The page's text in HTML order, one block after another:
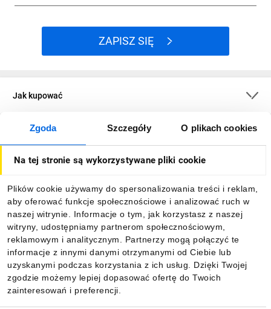
Zgoda Szczegóły O plikach cookies
Na tej stronie są wykorzystywane pliki cookie
Plików cookie używamy do spersonalizowania treści i reklam,
aby oferować funkcje społecznościowe i analizować ruch w
naszej witrynie. Informacje o tym, jak korzystasz z naszej
witryny, udostępniamy partnerom społecznościowym,
reklamowym i analitycznym. Partnerzy mogą połączyć te
informacje z innymi danymi otrzymanymi od Ciebie lub
uzyskanymi podczas korzystania z ich usług. Dzięki Twojej
zgodzie możemy lepiej dopasować ofertę do Twoich
zainteresowań i preferencji.
ZAPISZ SIĘ
Jak kupować
O firmie
Informacje
Pobierz naszą aplikację mobilną: